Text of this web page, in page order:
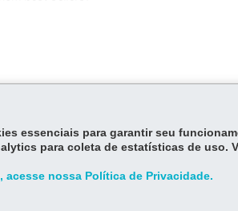
essenciais para garantir seu
para coleta de estatísticas de uso.
acesse nossa Política de Privacidade.